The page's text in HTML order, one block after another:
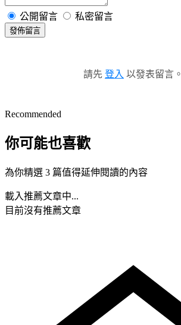
公開留言 私密留言
發佈留言
請先 登入 以發表留言。
Recommended
你可能也喜歡
為你精選 3 篇值得延伸閱讀的內容
載入推薦文章中...
目前沒有推薦文章